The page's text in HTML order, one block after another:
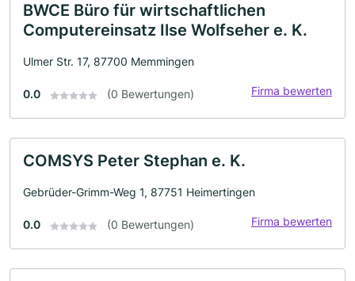
BWCE Büro für wirtschaftlichen
Computereinsatz Ilse Wolfseher e. K.
Ulmer Str. 17, 87700 Memmingen
0.0 (0 Bewertungen) Firma bewerten
COMSYS Peter Stephan e. K.
Gebrüder-Grimm-Weg 1, 87751 Heimertingen
0.0 (0 Bewertungen) Firma bewerten